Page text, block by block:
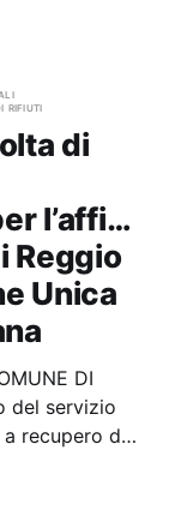
rifiuti
di
l’affi…
Reggio
Unica
DI
del servizio
recupero dei